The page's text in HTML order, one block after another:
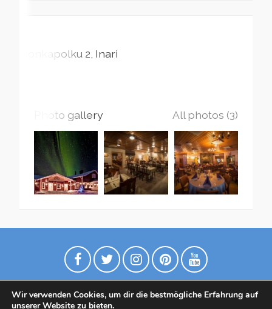
Honkapolku 2 Inari
Photo gallery All photos (3)
Wir verwenden Cookies, um dir die bestmögliche Erfahrung auf
unserer Website zu bieten.